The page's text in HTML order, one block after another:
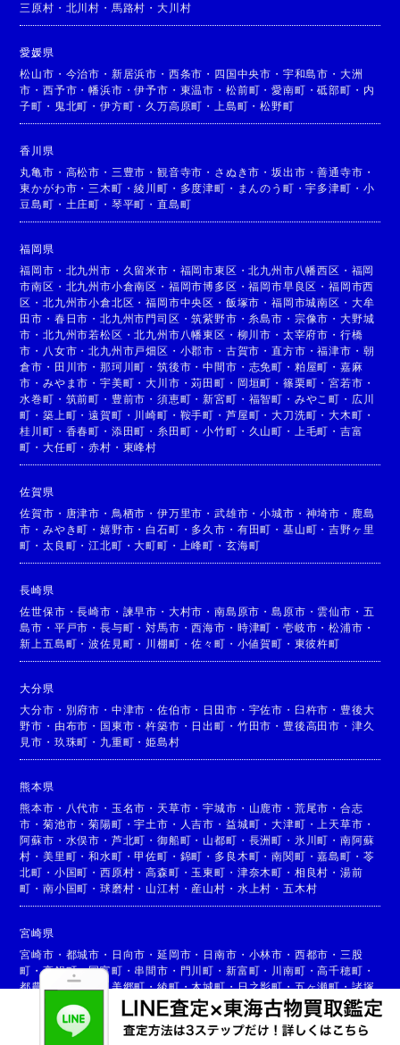
三原村 ・ 北川村 ・ 馬路村 ・大川村
愛媛県
松山市 ・ 今治市 ・ 新居浜市 ・ 西条市 ・ 四国中央市 ・ 宇和島市 ・ 大洲
市 ・西予市 ・幡浜市 ・伊予市 ・ 東温市 ・ 松前町 ・愛南町 ・砥部町 ・ 内
子町 ・ 鬼北町 ・伊方町 ・ 久万高原町 ・ 上島町 ・松野町
香川県
丸亀市 ・ 高松市 ・ 三豊市 ・観音寺市 ・ さぬき市 ・坂出市 ・善通寺市 ・
東かがわ市 ・ 三木町 ・綾川町 ・ 多度津町 ・ まんのう町 ・宇多津町 ・ 小
豆島町 ・ 土庄町 ・ 琴平町 ・直島町
福岡県
福岡市 ・ 北九州市 ・ 久留米市 ・ 福岡市東区 ・北九州市八幡西区 ・ 福岡
市南区 ・ 北九州市小倉南区 ・ 福岡市博多区 ・福岡市早良区 ・福岡市西
区 ・北九州市小倉北区 ・福岡市中央区 ・ 飯塚市 ・福岡市城南区 ・ 大牟
田市 ・ 春日市 ・北九州市門司区 ・筑紫野市 ・ 糸島市 ・ 宗像市 ・ 大野城
市 ・北九州市若松区 ・北九州市八幡東区 ・ 柳川市 ・ 太宰府市 ・ 行橋
市 ・ 八女市 ・北九州市戸畑区 ・ 小郡市 ・ 古賀市 ・直方市 ・福津市 ・ 朝
倉市 ・ 田川市 ・那珂川町 ・筑後市 ・中間市 ・ 志免町 ・ 粕屋町 ・ 嘉麻
市 ・みやま市 ・宇美町 ・大川市 ・苅田町 ・ 岡垣町 ・ 篠栗町 ・宮若市 ・
水巻町 ・ 筑前町 ・ 豊前市 ・須恵町 ・新宮町 ・ 福智町 ・ みやこ町 ・ 広川
町 ・築上町 ・遠賀町 ・ 川崎町 ・ 鞍手町 ・ 芦屋町 ・大刀洗町 ・大木町 ・
桂川町 ・ 香春町 ・ 添田町 ・ 糸田町 ・小竹町 ・ 久山町 ・ 上毛町 ・ 吉富
町 ・大任町 ・赤村 ・ 東峰村
佐賀県
佐賀市 ・ 唐津市 ・ 鳥栖市 ・伊万里市 ・武雄市 ・小城市 ・ 神埼市 ・ 鹿島
市 ・みやき町 ・嬉野市 ・ 白石町 ・ 多久市 ・ 有田町 ・ 基山町 ・吉野ヶ里
町 ・太良町 ・江北町 ・大町町 ・ 上峰町 ・ 玄海町
長崎県
佐世保市 ・長崎市 ・ 諫早市 ・ 大村市 ・南島原市 ・島原市 ・ 雲仙市 ・ 五
島市 ・ 平戸市 ・長与町 ・対馬市 ・西海市 ・ 時津町 ・ 壱岐市 ・松浦市 ・
新上五島町 ・波佐見町 ・ 川棚町 ・佐々町 ・ 小値賀町 ・ 東彼杵町
大分県
大分市 ・ 別府市 ・ 中津市 ・佐伯市 ・ 日田市 ・ 宇佐市 ・ 臼杵市 ・ 豊後大
野市 ・ 由布市 ・ 国東市 ・杵築市 ・ 日出町 ・ 竹田市 ・ 豊後高田市 ・ 津久
見市 ・ 玖珠町 ・ 九重町 ・姫島村
熊本県
熊本市 ・ 八代市 ・ 玉名市 ・ 天草市 ・宇城市 ・ 山鹿市 ・ 荒尾市 ・ 合志
市 ・菊池市 ・菊陽町 ・宇土市 ・ 人吉市 ・ 益城町 ・大津町 ・ 上天草市 ・
阿蘇市 ・ 水俣市 ・ 芦北町 ・御船町 ・ 山都町 ・ 長洲町 ・ 氷川町 ・ 南阿蘇
村 ・美里町 ・和水町 ・甲佐町 ・ 錦町 ・ 多良木町 ・南関町 ・嘉島町 ・ 苓
北町 ・ 小国町 ・西原村 ・高森町 ・ 玉東町 ・ 津奈木町 ・ 相良村 ・ 湯前
町 ・南小国町 ・球磨村 ・ 山江村 ・ 産山村 ・ 水上村 ・ 五木村
宮崎県
宮崎市 ・ 都城市 ・ 日向市 ・延岡市 ・ 日南市 ・ 小林市 ・ 西都市 ・ 三股
町 ・高鍋町・国富町 ・ 串間市 ・ 門川町 ・ 新富町 ・ 川南町 ・高千穂町 ・
都農町
高原町 ・美郷町・綾町・木城町・日之影町・五ヶ瀬町・諸塚
椎葉村・ 西米良村